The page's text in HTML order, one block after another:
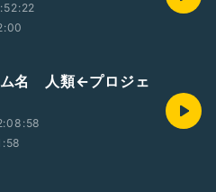
名 人類←プロジェ